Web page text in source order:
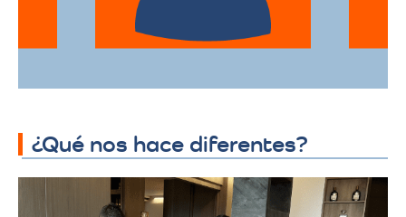
necesidades específicas.
¿Qué nos hace diferentes?